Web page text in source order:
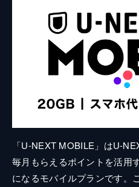
「U-NEXT MOBILE」はU-
毎月もらえるポイントを活用
になるモバイルプランです。